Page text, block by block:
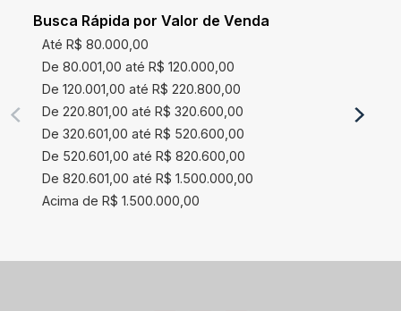
Busca Rápida por Valor de Venda
Até R$ 80.000,00
De 80.001,00 até R$ 120.000,00
De 120.001,00 até R$ 220.800,00
De 220.801,00 até R$ 320.600,00
De 320.601,00 até R$ 520.600,00
De 520.601,00 até R$ 820.600,00
De 820.601,00 até R$ 1.500.000,00
Acima de R$ 1.500.000,00